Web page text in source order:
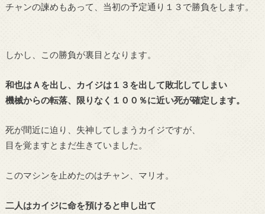
チャンの諫めもあって、当初の予定通り１３で勝負をします。
しかし、この勝負が裏目となります。
和也はＡを出し、カイジは１３を出して敗北してしまい
機械からの転落、限りなく１００％に近い死が確定します。
死が間近に迫り、失神してしまうカイジですが、
目を覚ますとまだ生きていました。
このマシンを止めたのはチャン、マリオ。
二人はカイジに命を預けると申し出て